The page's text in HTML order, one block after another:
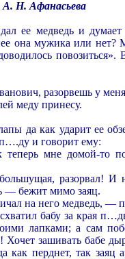
А. Н. Афанасьева
ее медведь и
она мужика или нет?
разорвешь у
меду принесу.
да как ударит ее
п….ду и говорит ему:
мне домой-то
разорвал! И
— бежит мимо заяц.
на него медведь, —
бабу за края
лапками; а сам
зашивать бабе
как перднет, так